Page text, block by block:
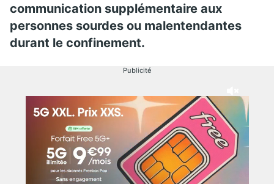
communication supplémentaire aux
personnes sourdes ou malentendantes
durant le confinement.
Publicité